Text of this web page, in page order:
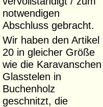
notwendigen
Abschluss gebracht.
Wir haben den Artikel
20 in gleicher Größe
wie die Karavanschen
Glasstelen in
Buchenholz
geschnitzt, die